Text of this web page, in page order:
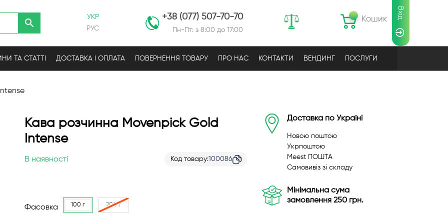
УКР
РУС
+38 (077) 507-70-70
Пн-Пт: з 8:00 до 17:00
Кошик Вхід
ТА СТАТТІ ДОСТАВКА І ОПЛАТА ПОВЕРНЕННЯ ТОВАРУ ПРО НАС КОНТАКТИ ВЕНДИНГ ПОСЛУГИ
Кава розчинна Movenpick Gold
Intense
В наявності Код товару 100086
Фасовка 100 г 200 г
Доставка по Україні
Новою поштою
Укрпоштою
Meest ПОШТА
Самовивіз зі складу
Мінімальна сума
замовлення 250 грн.